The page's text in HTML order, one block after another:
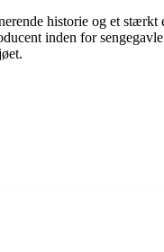
historie og et
inden for